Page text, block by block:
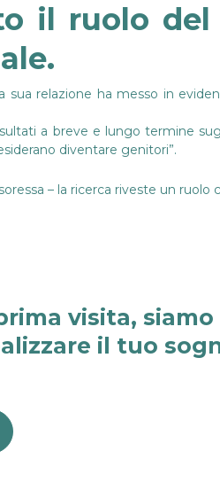
il ruolo
sua relazione ha messo in
a breve e lungo termine
diventare genitori”.
– la ricerca riveste un
visita, siamo
il tuo